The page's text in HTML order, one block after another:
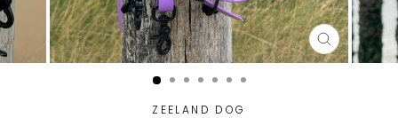
SCHLIESSEN
ESC)
ZEELAND DOG